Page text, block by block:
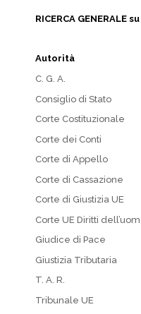
RICERCA GENERALE
Autorità
C. G. A.
Consiglio di Stato
Corte Costituzionale
Corte dei Conti
Corte di Appello
Corte di Cassazione
Corte di Giustizia UE
Corte UE Diritti
Giudice di Pace
Giustizia Tributaria
T. A. R.
Tribunale UE